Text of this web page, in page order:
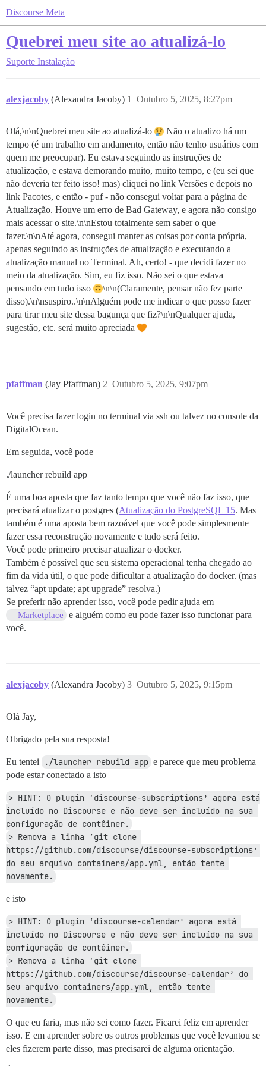
Discourse Meta
Quebrei meu site ao atualizá-lo
Suporte Instalação
alexjacoby (Alexandra Jacoby) Outubro 5, 2025, 8:27pm
1
Olá,\n\nQuebrei meu site ao atualizá-lo
Não o atualizo há um
tempo (é um trabalho em andamento, então não tenho usuários com
quem me preocupar). Eu estava seguindo as instruções de
atualização, e estava demorando muito, muito tempo, e (eu sei que
não deveria ter feito isso! mas) cliquei no link Versões e depois no
link Pacotes, e então - puf - não consegui voltar para a página de
Atualização. Houve um erro de Bad Gateway, e agora não consigo
mais acessar o site.\n\nEstou totalmente sem saber o que
fazer.\n\nAté agora, consegui manter as coisas por conta própria,
apenas seguindo as instruções de atualização e executando a
atualização manual no Terminal. Ah, certo! - que decidi fazer no
meio da atualização. Sim, eu fiz isso. Não sei o que estava
pensando em tudo isso
\n\n(Claramente, pensar não fez parte
disso).\n\nsuspiro..\n\nAlguém pode me indicar o que posso fazer
para tirar meu site dessa bagunça que fiz?\n\nQualquer ajuda,
sugestão, etc. será muito apreciada
pfaffman (Jay Pfaffman) Outubro 5, 2025, 9:07pm
2
Você precisa fazer login no terminal via ssh ou talvez no console da
DigitalOcean.
Em seguida, você pode
./launcher rebuild app
É uma boa aposta que faz tanto tempo que você não faz isso, que
precisará atualizar o postgres (Atualização do PostgreSQL 15. Mas
também é uma aposta bem razoável que você pode simplesmente
fazer essa reconstrução novamente e tudo será feito.
Você pode primeiro precisar atualizar o docker.
Também é possível que seu sistema operacional tenha chegado ao
fim da vida útil, o que pode dificultar a atualização do docker. (mas
talvez “apt update; apt upgrade” resolva.)
Se preferir não aprender isso, você pode pedir ajuda em
Marketplace
e alguém como eu pode fazer isso funcionar para
você.
alexjacoby (Alexandra Jacoby) Outubro 5, 2025, 9:15pm
3
Olá Jay,
Obrigado pela sua resposta!
Eu tentei ./launcher rebuild app e parece que meu problema
pode estar conectado a isto
> HINT: O plugin ‘discourse-subscriptions’ agora está
incluído no Discourse e não deve ser incluído na sua
configuração de contêiner.
> Remova a linha ‘git clone
https://github.com/discourse/discourse-subscriptions’
do seu arquivo containers/app.yml, então tente
novamente.
e isto
> HINT: O plugin ‘discourse-calendar’ agora está
incluído no Discourse e não deve ser incluído na sua
configuração de contêiner.
> Remova a linha ‘git clone
https://github.com/discourse/discourse-calendar’ do
seu arquivo containers/app.yml, então tente
novamente.
O que eu faria, mas não sei como fazer. Ficarei feliz em aprender
isso. E em aprender sobre os outros problemas que você levantou se
eles fizerem parte disso, mas precisarei de alguma orientação.